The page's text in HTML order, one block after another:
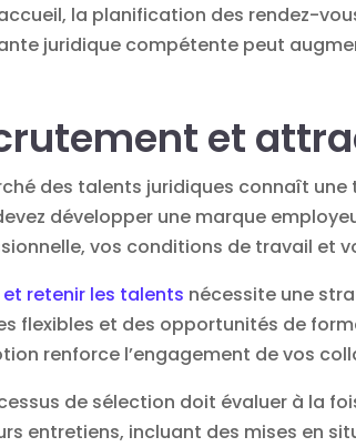
la planification des rendez-
juridique compétente peut
et
des talents juridiques connaît
développer une marque
vos conditions de travail et
retenir les talents nécessite une
flexibles et des opportunités de
renforce l’engagement de vos
de sélection doit évaluer à la
entretiens, incluant des mises en